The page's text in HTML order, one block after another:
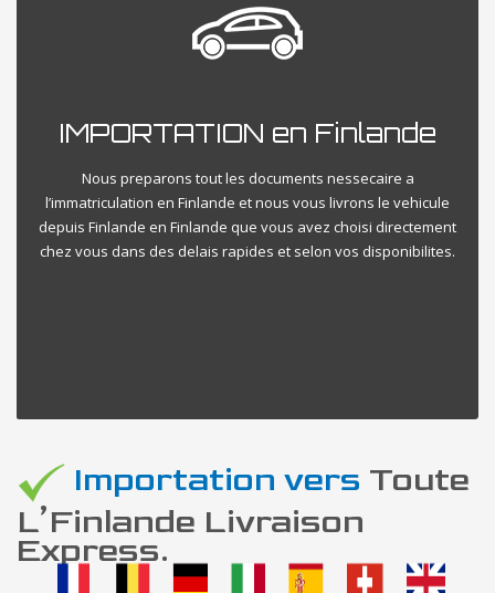
IMPORTATION en Finlande
Nous preparons tout les documents nessecaire a
l’immatriculation en Finlande et nous vous livrons le vehicule
depuis Finlande en Finlande que vous avez choisi directement
chez vous dans des delais rapides et selon vos disponibilites.
Importation vers Toute
L’Finlande Livraison
Express.